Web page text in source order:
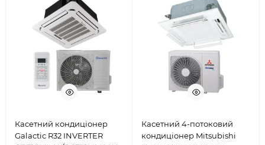
Касетний кондиціонер
Galactic R32 INVERTER
Касетний 4-потоковий
кондиціонер Mitsubishi